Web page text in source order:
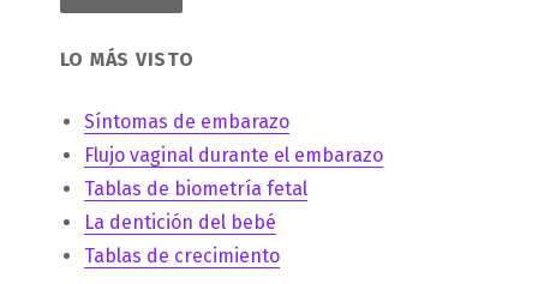
LO MÁS VISTO
Síntomas de embarazo
Flujo vaginal durante el embarazo
Tablas de biometría fetal
La dentición del bebé
Tablas de crecimiento